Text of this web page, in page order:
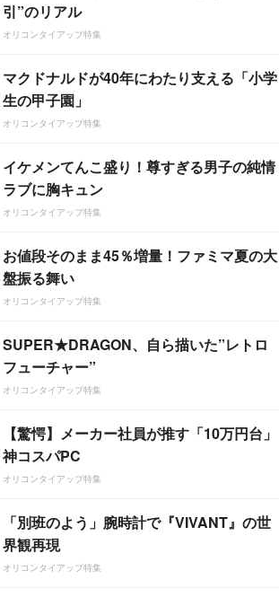
引”のリアル
オリコンタイアップ特集
マクドナルドが40年にわたり支える「小学
生の甲子園」
オリコンタイアップ特集
イケメンてんこ盛り！尊すぎる男子の純情
ラブに胸キュン
オリコンタイアップ特集
お値段そのまま45％増量！ファミマ夏の大
盤振る舞い
オリコンタイアップ特集
SUPER★DRAGON、自ら描いた”レトロ
フューチャー”
オリコンタイアップ特集
【驚愕】メーカー社員が推す「10万円台」
神コスパPC
オリコンタイアップ特集
「別班のよう」腕時計で『VIVANT』の世
界観再現
オリコンタイアップ特集